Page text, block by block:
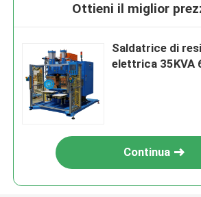
Ottieni il miglior
Saldatrice di
elettrica 35KVA
Continua